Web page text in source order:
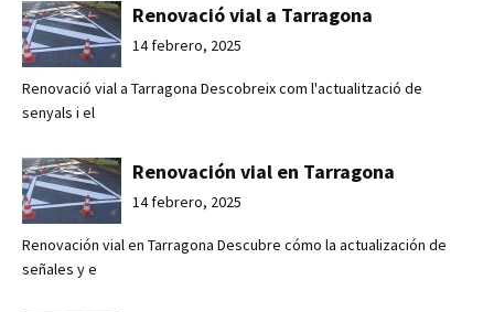
Renovació vial a Tarragona
14 febrero, 2025
Renovació vial a Tarragona Descobreix com l'actualització de
senyals i el
Renovación vial en Tarragona
14 febrero, 2025
Renovación vial en Tarragona Descubre cómo la actualización de
señales y e